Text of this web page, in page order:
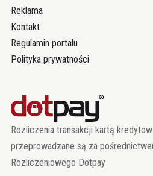
Reklama
Kontakt
Regulamin portalu
Polityka prywatności
Rozliczenia transakcji kartą
przeprowadzane są za
Rozliczeniowego Dotpay